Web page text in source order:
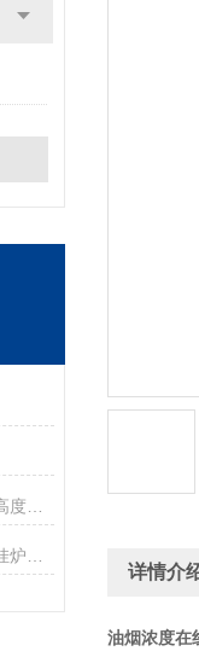
详情介
油烟浓度在